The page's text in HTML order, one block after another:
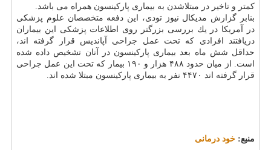
كمتر و تاخیر در مبتلاشدن به بیماری پاركینسون همراه می باشد.
بنابر گزارش مدیكال نیوز تودی، این دفعه متخصصان علوم پزشكی
در آمریكا در یك بررسی بزرگتر روی اطلاعات پزشكی این بیماران
دریافتند افرادی كه تحت عمل جراحی آپاندیس قرار گرفته اند،
حداقل شش ماه بعد بیماری پاركینسون در آنان تشخیص داده شده
است. از میان حدود ۴۸۸ هزار و ۱۹۰ بیمار كه تحت این عمل جراحی
قرار گرفته اند ۴۴۷۰ نفر به بیماری پاركینسون مبتلا شده اند.
منبع: خود درمانی